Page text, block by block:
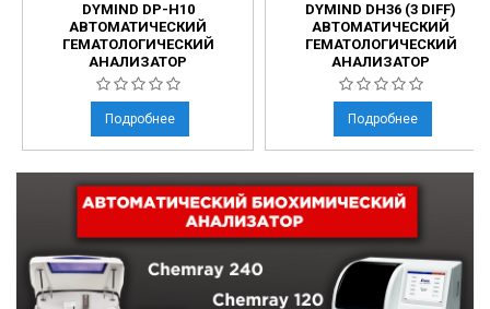
DYMIND DP-H10
АВТОМАТИЧЕСКИЙ
ГЕМАТОЛОГИЧЕСКИЙ
АНАЛИЗАТОР
Подробнее
DYMIND DH36 (3 DIFF)
АВТОМАТИЧЕСКИЙ
ГЕМАТОЛОГИЧЕСКИЙ
АНАЛИЗАТОР
Подробнее